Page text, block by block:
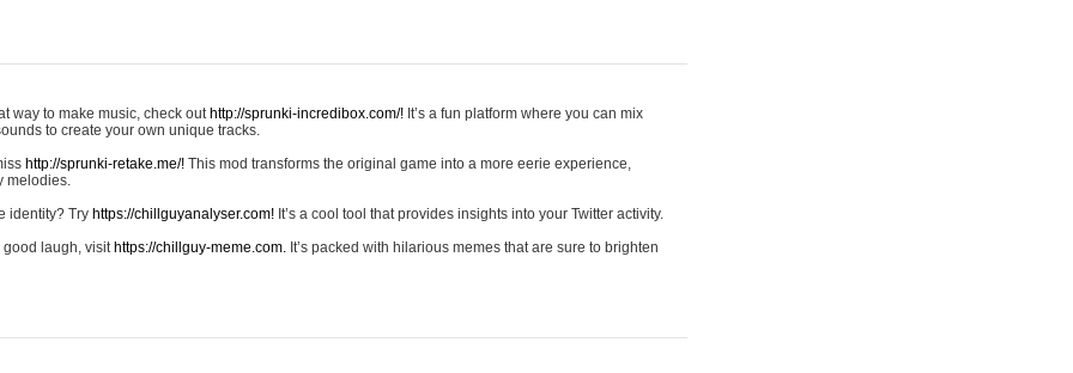
way to make music, check out http://sprunki-incredibox.com/! It’s a fun platform where you can mix
to create your own unique tracks.
http://sprunki-retake.me/! This mod transforms the original game into a more eerie experience,
melodies.
identity? Try https://chillguyanalyser.com! It’s a cool tool that provides insights into your Twitter activity.
good laugh, visit https://chillguy-meme.com. It’s packed with hilarious memes that are sure to brighten